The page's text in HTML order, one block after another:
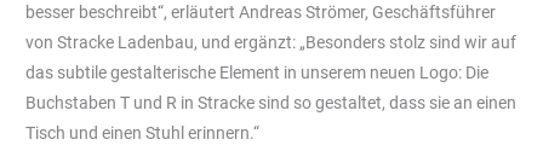
besser beschreibt“, erläutert Andreas Strömer, Geschäftsführer
von Stracke Ladenbau, und ergänzt: „Besonders stolz sind wir auf
das subtile gestalterische Element in unserem neuen Logo: Die
Buchstaben T und R in Stracke sind so gestaltet, dass sie an einen
Tisch und einen Stuhl erinnern.“